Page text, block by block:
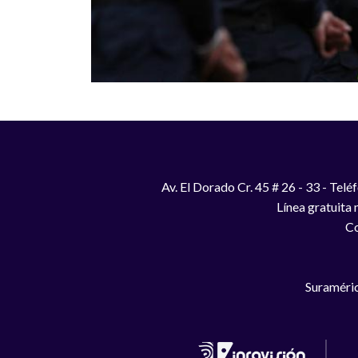
Av. El Dorado Cr. 45 # 26 - 33 -
Línea gratuita